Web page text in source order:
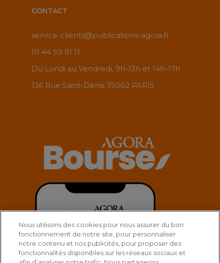
CONTACT
service-clients@publications-agora.fr
01 44 59 91 11
Du Lundi au Vendredi, 9h-13h et 14h-17h
136 Rue Saint-Denis 75002 PARIS
Nous utilisons des cookies pour nous assurer du bon
fonctionnement de notre site, pour personnaliser
notre contenu et nos publicités, pour proposer des
fonctionnalités disponibles sur les réseaux sociaux et